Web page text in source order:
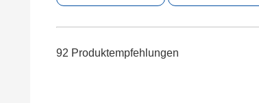
92 Produktempfehlungen